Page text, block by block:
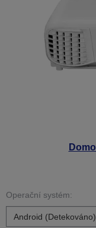
Operační systém: